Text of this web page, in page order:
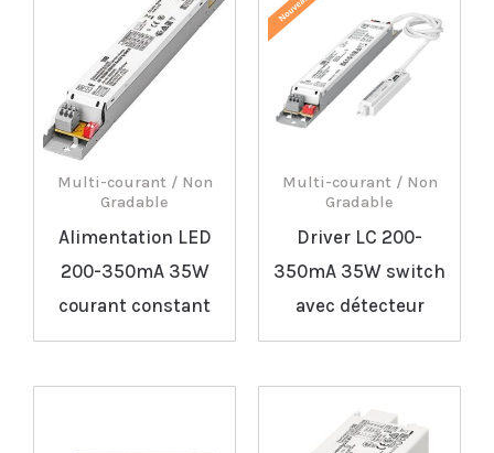
Multi-courant / Non
Gradable
Alimentation LED
200-350mA 35W
courant constant
Multi-courant / Non
Gradable
Driver LC 200-
350mA 35W switch
avec détecteur